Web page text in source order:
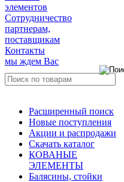
элементов
Сотрудничество
партнерам,
поставщикам
Контакты
мы ждем Вас
Расширенный поиск
Новые поступления
Акции и распродажи
Скачать каталог
КОВАНЫЕ
ЭЛЕМЕНТЫ
Балясины, стойки